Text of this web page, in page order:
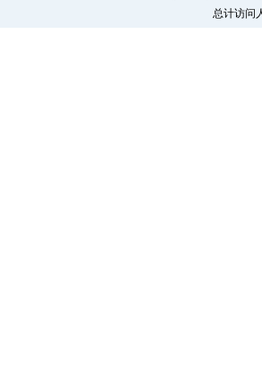
总计访问